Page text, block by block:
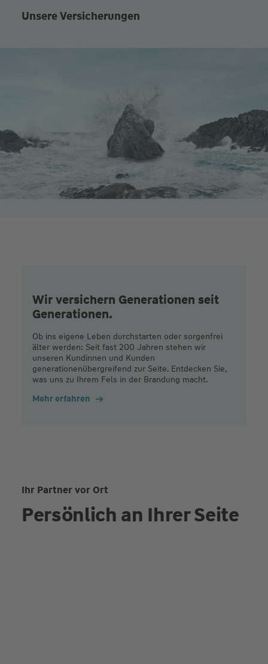
Unsere Versicherungen
Wir versichern Generationen seit
Generationen.
Ob ins eigene Leben durchstarten oder sorgenfrei
älter werden: Seit fast 200 Jahren stehen wir
unseren Kundinnen und Kunden
generationenübergreifend zur Seite. Entdecken Sie,
was uns zu Ihrem Fels in der Brandung macht.
Mehr erfahren
Ihr Partner vor Ort
Persönlich an Ihrer Seite